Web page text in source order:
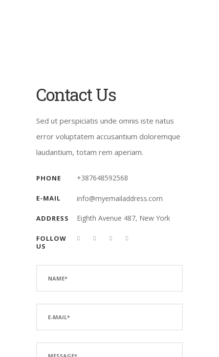
Contact Us
Sed ut perspiciatis unde omnis iste natus
error voluptatem accusantium doloremque
laudantium, totam rem aperiam.
PHONE
E-MAIL
ADDRESS
FOLLOW
US
+387648592568
info@myemailaddress.com
Eighth Avenue 487, New York